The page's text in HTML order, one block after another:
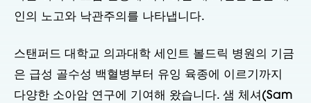
인의 노고와 낙관주의를 나타냅니다.
스탠퍼드 대학교 의과대학 세인트 볼드릭 병원의 기금
은 급성 골수성 백혈병부터 유잉 육종에 이르기까지
다양한 소아암 연구에 기여해 왔습니다. 샘 체셔(Sam